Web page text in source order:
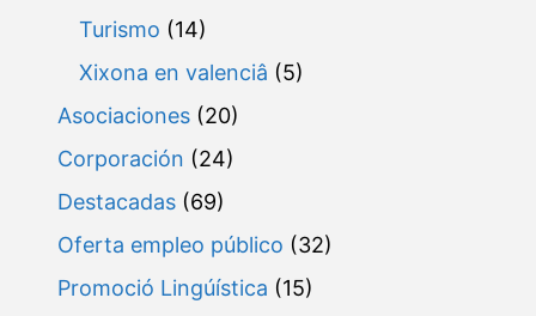
Turismo (14)
Xixona en valenciâ (5)
Asociaciones (20)
Corporación (24)
Destacadas (69)
Oferta empleo público (32)
Promoció Lingúística (15)